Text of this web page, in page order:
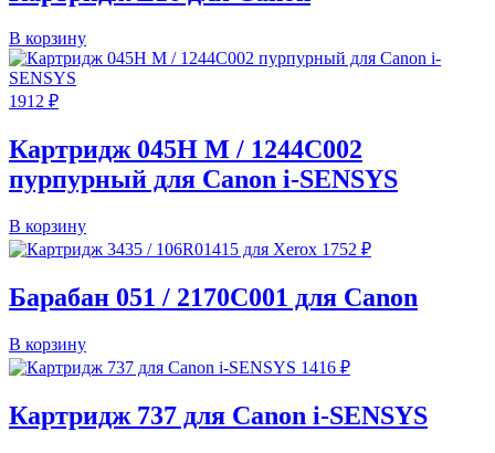
В корзину
1912 ₽
Картридж 045H M / 1244C002
пурпурный для Canon i-SENSYS
В корзину
1752 ₽
Барабан 051 / 2170C001 для Canon
В корзину
1416 ₽
Картридж 737 для Canon i-SENSYS